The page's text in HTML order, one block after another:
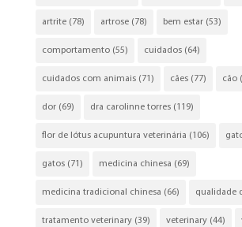
artrite(78) artrose(78) bem estar(53)
comportamento(55) cuidados(64)
cuidados com animais(71) cães(77) cão
dor(69) dra carolinne torres(119)
flor de lótus acupuntura veterinária (106)
gatos(71) medicina chinesa (69)
medicina tradicional chinesa (66) qualidade
tratamento veterinary(39) veterinary(44)